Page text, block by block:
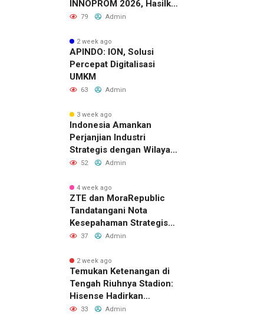
INNOPROM 2026, Hasilkan
Belasan Kerja Sama
79 Admin
2 week ago
APINDO: ION, Solusi
Percepat Digitalisasi
UMKM
63 Admin
3 week ago
Indonesia Amankan
Perjanjian Industri
Strategis dengan Wilayah
Sverdlovsk, Rusia untuk
52 Admin
4 week ago
ZTE dan MoraRepublic
Tandatangani Nota
Kesepahaman Strategis
untuk Memperluas
Indonesia
37 Admin
2 week ago
Temukan Ketenangan di
Tengah Riuhnya Stadion:
Hisense Hadirkan
Pengalaman FIFA World
33 Admin